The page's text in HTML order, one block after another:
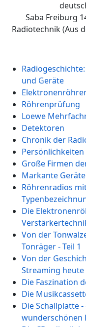
Saba Freiburg
Radiotechnik (Aus
und Geräte
Röhrenprüfung
Loewe
Detektoren
Chronik der
Große Firmen
Markante
Röhrenradios
Die
Von der
Tonräger - Teil 1
Von der
Streaming heute
Die Faszination
Die
Die Schallplatte
wunderschönen